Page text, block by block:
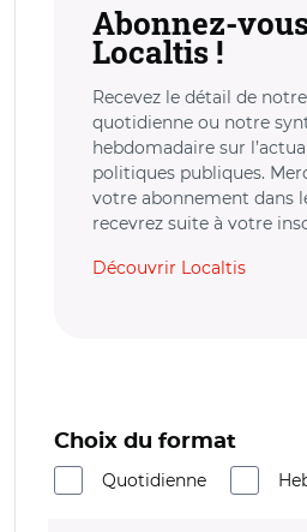
Abonnez-
Localtis !
Recevez le détail de
quotidienne ou notre
hebdomadaire sur
politiques publiques.
votre abonnement dans
recevrez suite à votre
Découvrir Localtis
Choix du format
Quotidienne